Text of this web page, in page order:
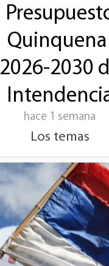
2026-2030
hace 1 semana
Los temas